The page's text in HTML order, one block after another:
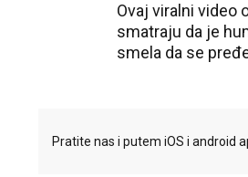
Ovaj viralni video
smatraju da je
smela da se
Pratite nas i putem iOS i android